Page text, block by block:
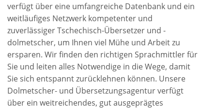
verfügt über eine umfangreiche Datenbank und ein
weitläufiges Netzwerk kompetenter und
zuverlässiger Tschechisch-Übersetzer und -
dolmetscher, um Ihnen viel Mühe und Arbeit zu
ersparen. Wir finden den richtigen Sprachmittler für
Sie und leiten alles Notwendige in die Wege, damit
Sie sich entspannt zurücklehnen können. Unsere
Dolmetscher- und Übersetzungsagentur verfügt
über ein weitreichendes, gut ausgeprägtes